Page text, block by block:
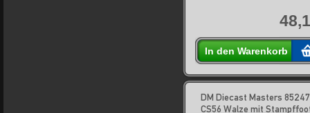
In den Warenkorb
DM Diecast Masters
CS56 Walze mit